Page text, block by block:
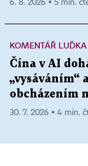
6. 8. 2026 ▪ 5 min.
KOMENTÁŘ
Čína v AI
„vysáváním“
obcházením
30. 7. 2026 ▪ 4 min.